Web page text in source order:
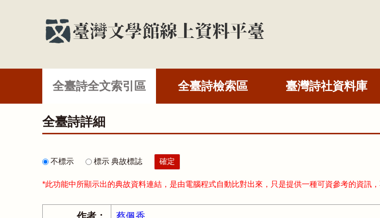
全臺詩全文索引區 全臺詩檢索區 臺灣詩社資料庫
全臺詩詳細
不標示 標示 典故標誌
*此功能中所顯示出的典故資料連結，是由電腦程式自動比對出來，只是提供一種可資參考的資訊